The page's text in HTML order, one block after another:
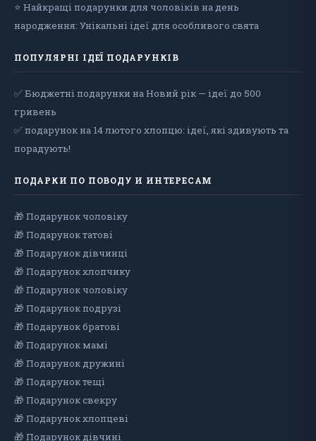
⭐ Найкращі подарунки для чоловіків на день
народження: Унікальні ідеї для особливого свята
ПОПУЛЯРНІ ІДЕЇ ПОДАРУНКІВ
✅ Бюджетні подарунки на Новий рік — ідеї до 500
гривень
✅ подарунок на 14 лютого хлопцю: ідеї, які здивують та
порадують!
ПОДАРКИ ПО ПОВОДУ И ИНТЕРЕСАМ
🎁 Подарунок чоловiку
🎁 Подарунок татові
🎁 Подарунок дівчинці
🎁 Подарунок хлопчику
🎁 Подарунок чоловіку
🎁 Подарунок подрузі
🎁 Подарунок братові
🎁 Подарунок мамі
🎁 Подарунок дружині
🎁 Подарунок тещі
🎁 Подарунок свекру
🎁 Подарунок хлопцеві
🎁 Подарунок дiвчинi